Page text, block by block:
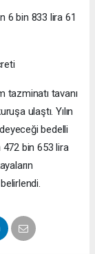
6 bin 833 lira 61
tazminatı tavanı
ulaştı. Yılın
bedelli
bin 653 lira